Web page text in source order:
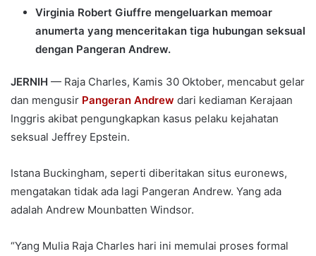
Virginia Robert Giuffre mengeluarkan memoar
anumerta yang menceritakan tiga hubungan seksual
dengan Pangeran Andrew.
JERNIH — Raja Charles, Kamis 30 Oktober, mencabut gelar
dan mengusir Pangeran Andrew dari kediaman Kerajaan
Inggris akibat pengungkapkan kasus pelaku kejahatan
seksual Jeffrey Epstein.
Istana Buckingham, seperti diberitakan situs euronews,
mengatakan tidak ada lagi Pangeran Andrew. Yang ada
adalah Andrew Mounbatten Windsor.
“Yang Mulia Raja Charles hari ini memulai proses formal